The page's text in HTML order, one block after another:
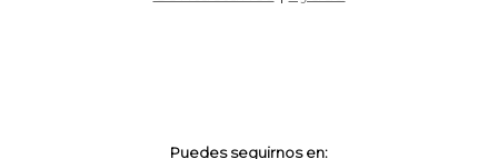
Puedes seguirnos en: